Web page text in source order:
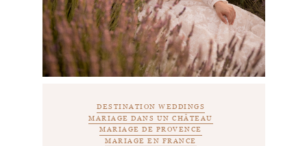
DESTINATION WEDDINGS
MARIAGE DANS UN CHÂTEAU
MARIAGE DE PROVENCE
MARIAGE EN FRANCE